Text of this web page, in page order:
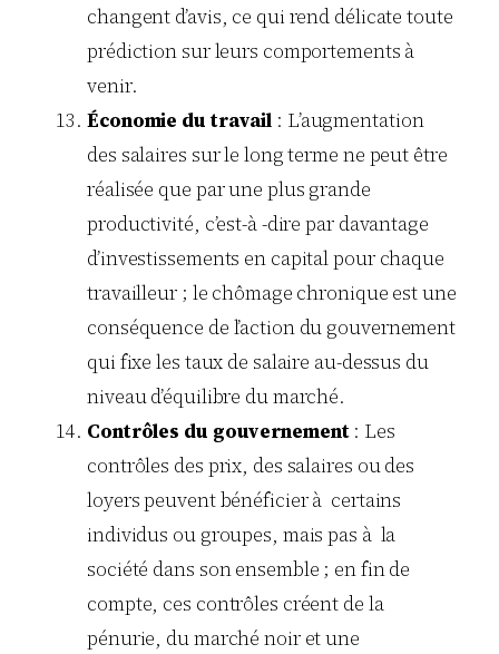
changent d’avis, ce qui rend délicate toute
prédiction sur leurs comportements à
venir.
Économie du travail : L’augmentation
des salaires sur le long terme ne peut être
réalisée que par une plus grande
productivité, c’est-à -dire par davantage
d’investissements en capital pour chaque
travailleur ; le chômage chronique est une
conséquence de l’action du gouvernement
qui fixe les taux de salaire au-dessus du
niveau d’équilibre du marché.
Contrôles du gouvernement : Les
contrôles des prix, des salaires ou des
loyers peuvent bénéficier à certains
individus ou groupes, mais pas à la
société dans son ensemble ; en fin de
compte, ces contrôles créent de la
pénurie, du marché noir et une